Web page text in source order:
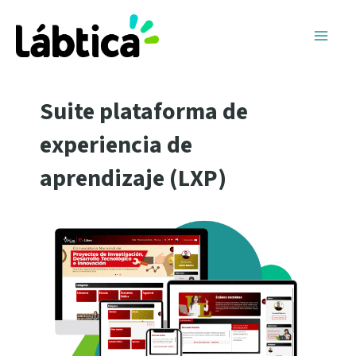
contenido
Suite plataforma de
experiencia de
aprendizaje (LXP)​​